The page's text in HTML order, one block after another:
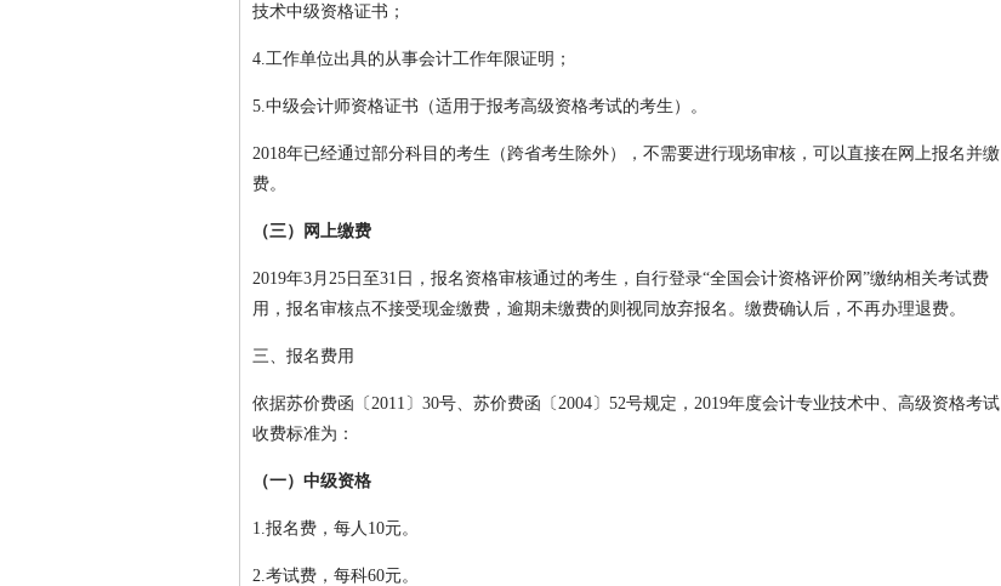
技术中级资格证书；
4.工作单位出具的从事会计工作年限证明；
5.中级会计师资格证书（适用于报考高级资格考试的考生）。
2018年已经通过部分科目的考生（跨省考生除外），不需要进行现场审核，可以直接在网上报名并缴
费。
（三）网上缴费
2019年3月25日至31日，报名资格审核通过的考生，自行登录“全国会计资格评价网”缴纳相关考试费
用，报名审核点不接受现金缴费，逾期未缴费的则视同放弃报名。缴费确认后，不再办理退费。
三、报名费用
依据苏价费函〔2011〕30号、苏价费函〔2004〕52号规定，2019年度会计专业技术中、高级资格考试
收费标准为：
（一）中级资格
1.报名费，每人10元。
2.考试费，每科60元。